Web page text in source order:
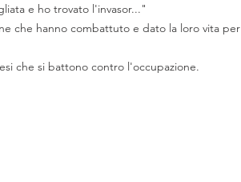
e ho trovato l'invasor..."
che hanno combattuto e dato la loro vita per
che si battono contro l'occupazione.